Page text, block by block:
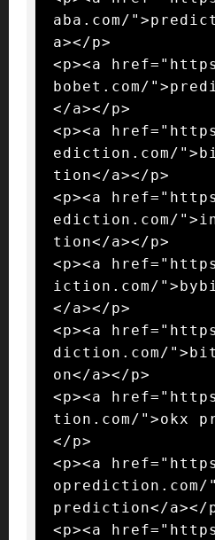
aba.com/
a></p>
<p><a
bobet.com/
</a></p>
<p><a
ediction.com/
tion</a></p>
<p><a
ediction.com/
tion</a></p>
<p><a
iction.com/
</a></p>
<p><a
diction.com/
on</a></p>
<p><a
tion.com/">okx
</p>
<p><a
oprediction.com/
prediction</a></
<p><a